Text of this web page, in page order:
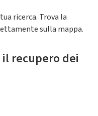
ricerca. Trova la
sulla mappa.
recupero dei